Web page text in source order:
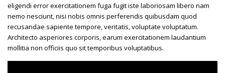
eligendi error exercitationem fuga fugit iste laboriosam libero nam
nemo nesciunt, nisi nobis omnis perferendis quibusdam quod
recusandae sapiente tempore, veritatis, voluptate voluptatum.
Architecto asperiores corporis, earum exercitationem laudantium
mollitia non officiis quo sit temporibus voluptatibus.